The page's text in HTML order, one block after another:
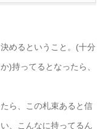
めるということ。(十分
)持ってるとなったら、
ら、この札束あると信
、こんなに持ってるん